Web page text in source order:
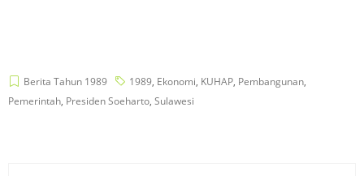
Berita Tahun 1989 1989, Ekonomi, KUHAP, Pembangunan,
Pemerintah, Presiden Soeharto, Sulawesi